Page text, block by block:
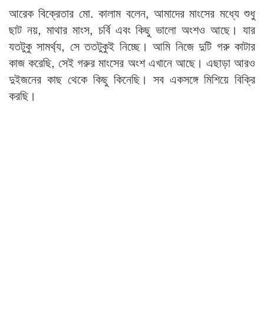
আরেক বিক্রেতার মো. কালাম বলেন, আমাদের মাংসের মধ্যে শুধু
ছাট নয়, মাথার মাংস, চর্বি এবং কিছু ভালো অংশও আছে। যার
যতটুকু সামর্থ্য, সে ততটুকুই নিচ্ছে। আমি নিজে দুটি গরু কাটার
কাজ করেছি, সেই গরুর মাংসের অংশ এখানে আছে। এছাড়া আরও
দুইজনের কাছ থেকে কিছু কিনেছি। সব একসঙ্গে মিশিয়ে বিক্রি
করছি।